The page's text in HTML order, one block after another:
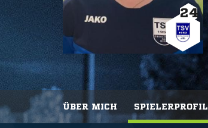
ÜBER MICH SPIELERPROFIL
24